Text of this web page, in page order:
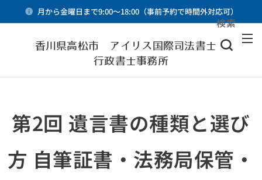
月から金曜日まで9:00～18:00（事前予約で時間外対応可）
香川県高松市 アイリス国際司法書士・
行政書士事務所
検索
第2回 遺言書の種類と選び
方 自筆証書・法務局保管・